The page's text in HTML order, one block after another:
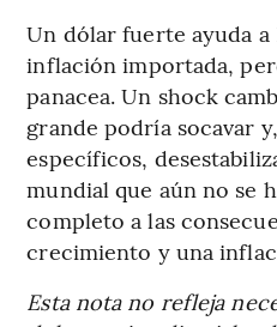
Un dólar fuerte ayuda a
inflación importada,
panacea. Un shock
grande podría socavar
específicos,
mundial que aún no se
completo a las
crecimiento y una
Esta nota no refleja